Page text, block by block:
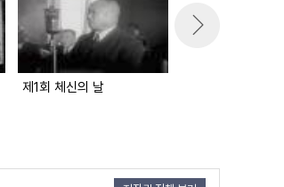
제1회 체신의 날